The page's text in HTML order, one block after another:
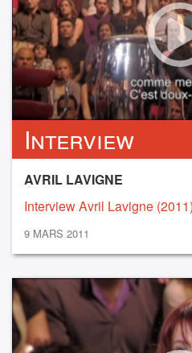
Interview
AVRIL LAVIGNE
Interview Avril Lavigne (2011)
9 MARS 2011